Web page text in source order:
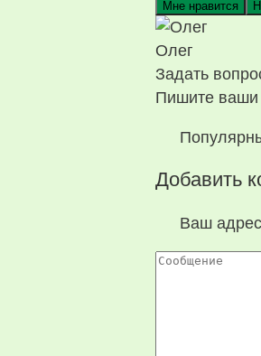
Мне нравится
Олег
Задать
Пишите ваши
Добавить
Ваш